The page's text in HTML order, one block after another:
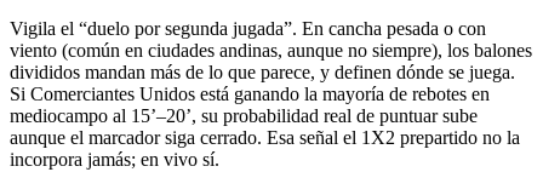
Vigila el “duelo por segunda jugada”. En cancha pesada o con
viento (común en ciudades andinas, aunque no siempre), los balones
divididos mandan más de lo que parece, y definen dónde se juega.
Si Comerciantes Unidos está ganando la mayoría de rebotes en
mediocampo al 15’–20’, su probabilidad real de puntuar sube
aunque el marcador siga cerrado. Esa señal el 1X2 prepartido no la
incorpora jamás; en vivo sí.